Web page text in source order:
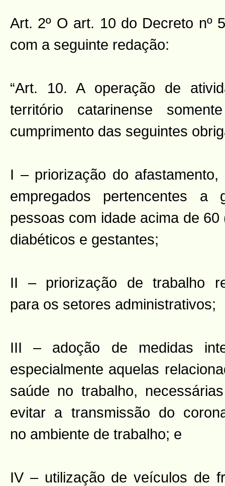
Art. 2º O art. 10 do Decreto nº
com a seguinte redação:
“Art. 10. A operação de
território catarinense
cumprimento das seguintes
I – priorização do
empregados pertencentes
pessoas com idade acima de
diabéticos e gestantes;
II – priorização de trabalho
para os setores administrativos;
III – adoção de medidas
especialmente aquelas
saúde no trabalho,
evitar a transmissão do
no ambiente de trabalho; e
IV – utilização de veículos de